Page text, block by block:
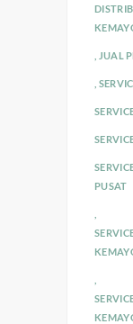
JUAL
PUSAT